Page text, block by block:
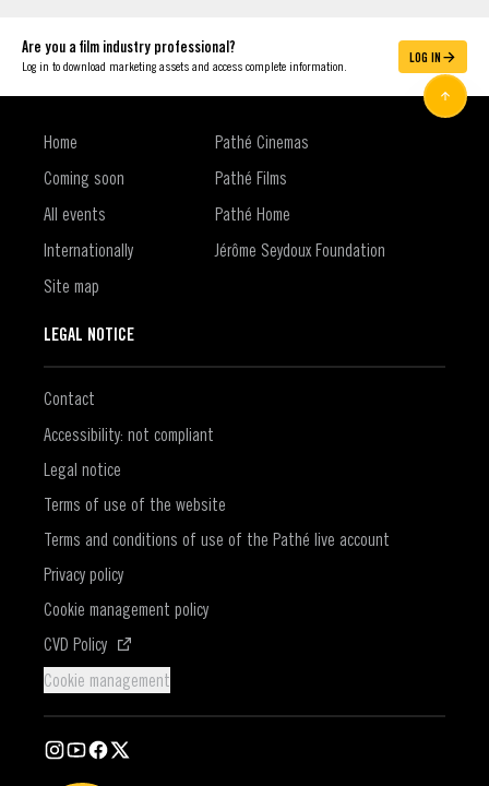
Are you a film industry professional?
Log in to download marketing assets and access complete information.
LOG IN
Home
Coming soon
All events
Internationally
Site map
Pathé Cinemas
Pathé Films
Pathé Home
Jérôme Seydoux Foundation
LEGAL NOTICE
Contact
Accessibility: not compliant
Legal notice
Terms of use of the website
Terms and conditions of use of the Pathé live account
Privacy policy
Cookie management policy
CVD Policy(Open in a new window)
Cookie management